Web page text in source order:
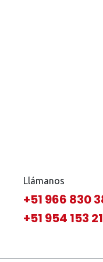
Llámanos
+51 966 830
+51 954 153